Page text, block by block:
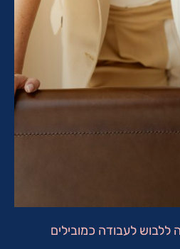
לעבודה כמובילים